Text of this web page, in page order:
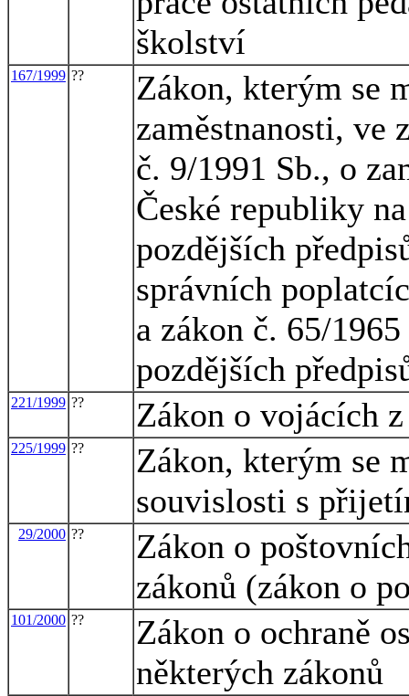
školství
167/1999 ??
Zákon, kterým se
zaměstnanosti, ve
č. 9/1991 Sb., o
České republiky
pozdějších
správních
a zákon č. 65/
pozdějších
221/1999 ?? Zákon o vojácích
225/1999 ??
Zákon, kterým se
souvislosti s
29/2000 ??
Zákon o
zákonů (zákon o
101/2000 ??
Zákon o ochraně
některých zákonů